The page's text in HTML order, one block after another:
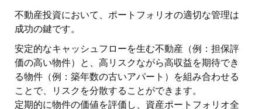
不動産投資において、ポートフォリオの適切な管理は
成功の鍵です。
安定的なキャッシュフローを生む不動産（例：担保評
価の高い物件）と、高リスクながら高収益を期待でき
る物件（例：築年数の古いアパート）を組み合わせる
ことで、リスクを分散することができます。
定期的に物件の価値を評価し、資産ポートフォリオ全